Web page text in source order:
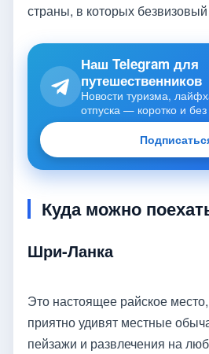
страны, в которых
Наш Telegram для
путешественников
Новости туризма,
отпуска — коротко и
Куда можно
Шри-Ланка
Это настоящее райское
приятно удивят местные
пейзажи и развлечения на